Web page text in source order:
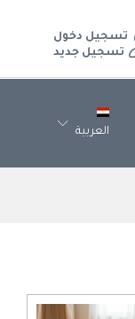
تسجيل دخول
تسجيل جديد
العربية